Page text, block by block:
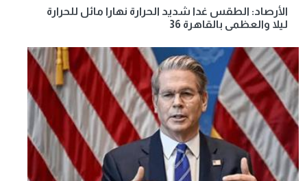
الأرصاد: الطقس غدا شديد الحرارة نهارا مائل للحرارة
ليلا والعظمى بالقاهرة 36